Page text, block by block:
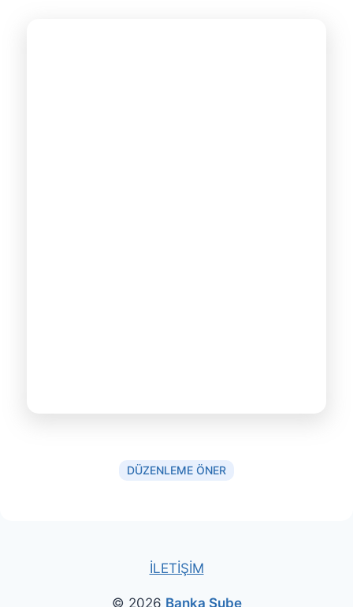
DÜZENLEME ÖNER
İLETİŞİM
© 2026 Banka Şube